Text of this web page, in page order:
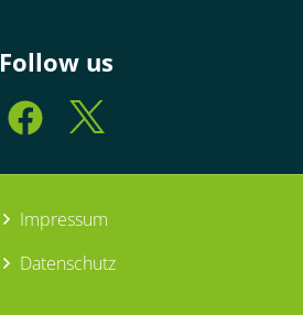
Follow us
Impressum
Datenschutz